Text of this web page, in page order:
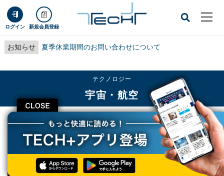
ログイン 新規会員登録
お知らせ 夏季休業期間のお問い合わせについて
CLOSE
テクノロジー
宇宙・航空
TECH+ テクノロジー
宇宙・航空
京産大など、新星爆発によるリチウム生成量に100倍の幅があることを確認